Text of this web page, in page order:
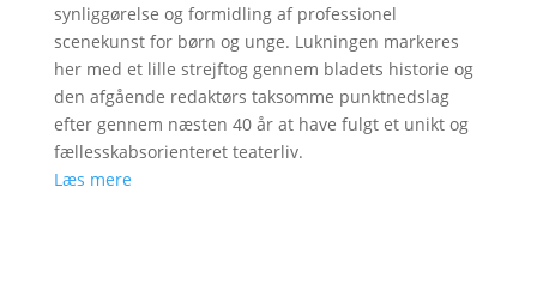
synliggørelse og formidling af professionel
scenekunst for børn og unge. Lukningen markeres
her med et lille strejftog gennem bladets historie og
den afgående redaktørs taksomme punktnedslag
efter gennem næsten 40 år at have fulgt et unikt og
fællesskabsorienteret teaterliv.
Læs mere